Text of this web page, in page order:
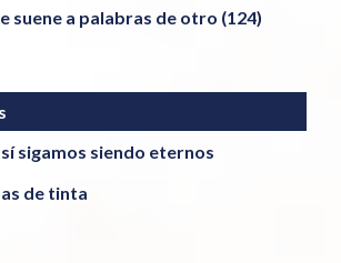
suene a palabras de otro (124)
sigamos siendo eternos
de tinta